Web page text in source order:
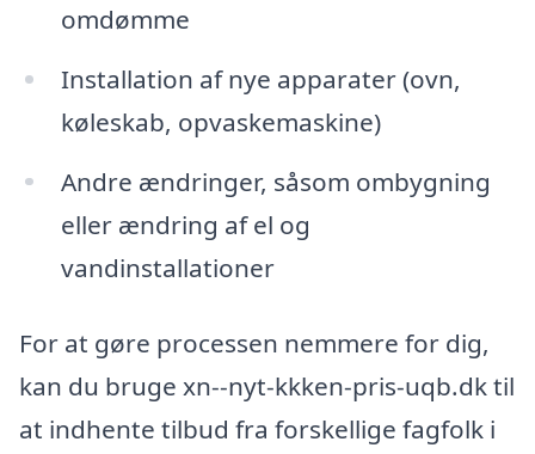
omdømme
Installation af nye apparater (ovn,
køleskab, opvaskemaskine)
Andre ændringer, såsom ombygning
eller ændring af el og
vandinstallationer
For at gøre processen nemmere for dig,
kan du bruge xn--nyt-kkken-pris-uqb.dk til
at indhente tilbud fra forskellige fagfolk i